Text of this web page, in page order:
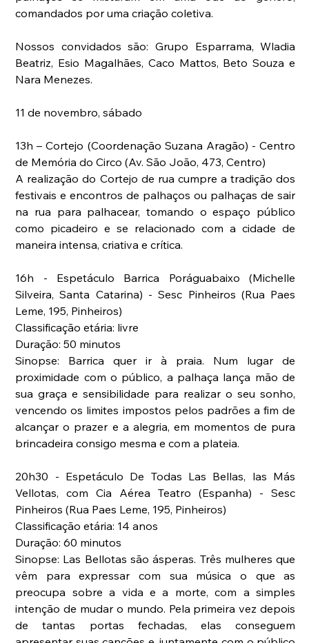
comandados por uma criação coletiva.
Nossos convidados são: Grupo Esparrama, Wladia
Beatriz, Esio Magalhães, Caco Mattos, Beto Souza e
Nara Menezes.
11 de novembro, sábado
13h – Cortejo (Coordenação Suzana Aragão) - Centro
de Memória do Circo (Av. São João, 473, Centro)
A realização do Cortejo de rua cumpre a tradição dos
festivais e encontros de palhaços ou palhaças de sair
na rua para palhacear, tomando o espaço público
como picadeiro e se relacionado com a cidade de
maneira intensa, criativa e crítica.
16h - Espetáculo Barrica Poráguabaixo (Michelle
Silveira, Santa Catarina) - Sesc Pinheiros (Rua Paes
Leme, 195, Pinheiros)
Classificação etária: livre
Duração: 50 minutos
Sinopse: Barrica quer ir à praia. Num lugar de
proximidade com o público, a palhaça lança mão de
sua graça e sensibilidade para realizar o seu sonho,
vencendo os limites impostos pelos padrões a fim de
alcançar o prazer e a alegria, em momentos de pura
brincadeira consigo mesma e com a plateia.
20h30 - Espetáculo De Todas Las Bellas, las Más
Vellotas, com Cia Aérea Teatro (Espanha) - Sesc
Pinheiros (Rua Paes Leme, 195, Pinheiros)
Classificação etária: 14 anos
Duração: 60 minutos
Sinopse: Las Bellotas são ásperas. Três mulheres que
vêm para expressar com sua música o que as
preocupa sobre a vida e a morte, com a simples
intenção de mudar o mundo. Pela primeira vez depois
de tantas portas fechadas, elas conseguem